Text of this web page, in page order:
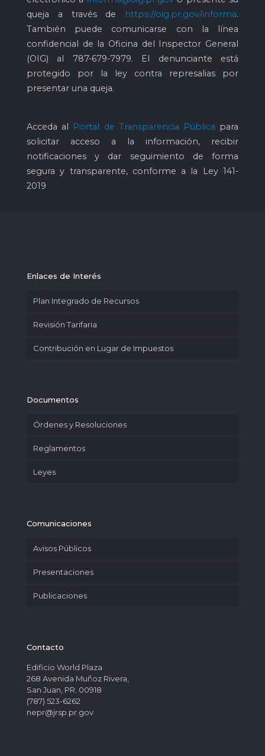
queja a través de
https://oig.pr.gov/informa.
También puede comunicarse con la línea
confidencial de la Oficina del Inspector General
(OIG) al 787-679-7979. El denunciante está
protegido por la ley contra represalias por
presentar una queja.
Acceda al Portal de Transparencia Pública para
solicitar acceso a la información, recibir
notificaciones y dar seguimiento de forma
segura y transparente, conforme a la Ley 141-
2019
Enlaces de Interés
Plan Integrado de Recursos
Revisión Tarifaria
Contribución en Lugar de Impuestos
Documentos
Órdenes y Resoluciones
Reglamentos
Leyes
Comunicaciones
Avisos Públicos
Presentaciones
Publicaciones
Contacto
Edificio World Plaza
268 Avenida Muñoz Rivera,
San Juan, PR. 00918
(787) 523-6262
nepr@jrsp.pr.gov